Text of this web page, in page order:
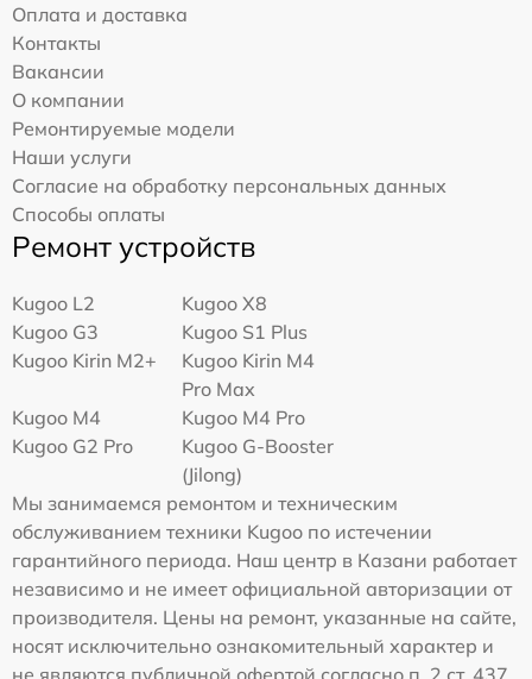
Оплата и доставка
Контакты
Вакансии
О компании
Ремонтируемые модели
Наши услуги
Согласие на обработку персональных данных
Способы оплаты
Ремонт устройств
Kugoo L2
Kugoo X8
Kugoo G3
Kugoo S1 Plus
Kugoo Kirin M2+
Kugoo Kirin M4
Pro Max
Kugoo M4
Kugoo M4 Pro
Kugoo G2 Pro
Kugoo G-Booster
(Jilong)
Мы занимаемся ремонтом и техническим
обслуживанием техники Kugoo по истечении
гарантийного периода. Наш центр в Казани работает
независимо и не имеет официальной авторизации от
производителя. Цены на ремонт, указанные на сайте,
носят исключительно ознакомительный характер и
не являются публичной офертой согласно п. 2 ст. 437